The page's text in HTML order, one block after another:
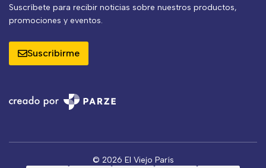
Suscríbete para recibir noticias sobre nuestros productos,
promociones y eventos.
Suscribirme
© 2026 El Viejo París